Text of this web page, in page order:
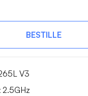
BESTILLE
V3
2.5GHz